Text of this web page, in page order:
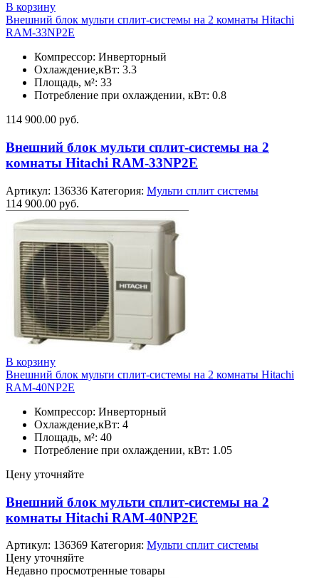
В корзину
Внешний блок мульти сплит-системы на 2 комнаты Hitachi
RAM-33NP2E
Компрессор: Инверторный
Охлаждение,кВт: 3.3
Площадь, м²: 33
Потребление при охлаждении, кВт: 0.8
114 900.00 руб.
Внешний блок мульти сплит-системы на 2
комнаты Hitachi RAM-33NP2E
Артикул: 136336 Категория: Мульти сплит системы
114 900.00 руб.
В корзину
Внешний блок мульти сплит-системы на 2 комнаты Hitachi
RAM-40NP2E
Компрессор: Инверторный
Охлаждение,кВт: 4
Площадь, м²: 40
Потребление при охлаждении, кВт: 1.05
Цену уточняйте
Внешний блок мульти сплит-системы на 2
комнаты Hitachi RAM-40NP2E
Артикул: 136369 Категория: Мульти сплит системы
Цену уточняйте
Недавно просмотренные товары